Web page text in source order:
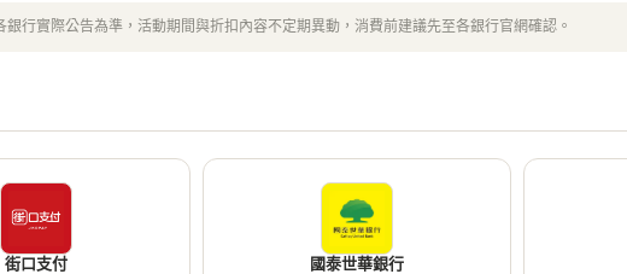
銀行實際公告為準，活動期間與折扣內容不定期異動，消費前建議先至各銀行官網確認。
街口支付 國泰世華銀行